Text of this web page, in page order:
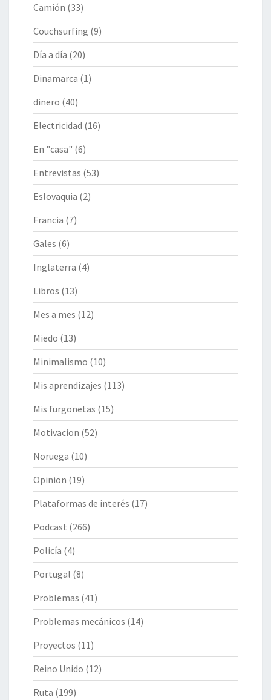
Camión (33)
Couchsurfing (9)
Día a día (20)
Dinamarca (1)
dinero (40)
Electricidad (16)
En "casa" (6)
Entrevistas (53)
Eslovaquia (2)
Francia (7)
Gales (6)
Inglaterra (4)
Libros (13)
Mes a mes (12)
Miedo (13)
Minimalismo (10)
Mis aprendizajes (113)
Mis furgonetas (15)
Motivacion (52)
Noruega (10)
Opinion (19)
Plataformas de interés (17)
Podcast (266)
Policía (4)
Portugal (8)
Problemas (41)
Problemas mecánicos (14)
Proyectos (11)
Reino Unido (12)
Ruta (199)